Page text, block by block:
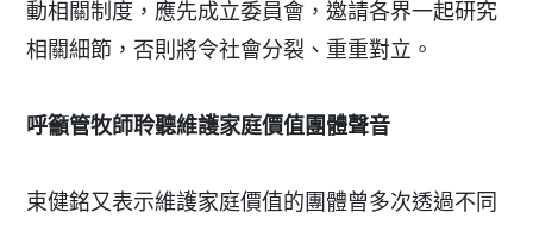
動相關制度，應先成立委員會，邀請各界一起研究
相關細節，否則將令社會分裂、重重對立。
呼籲管牧師聆聽維護家庭價值團體聲音
束健銘又表示維護家庭價值的團體曾多次透過不同